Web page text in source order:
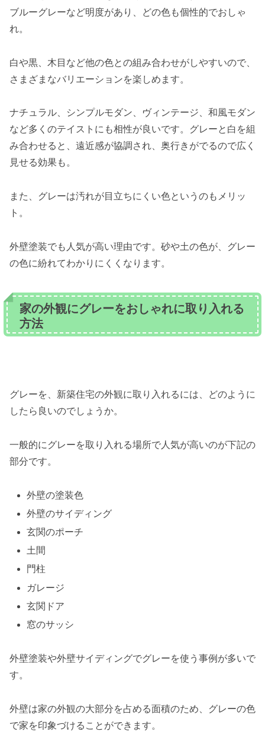
ブルーグレーなど明度があり、どの色も個性的でおしゃ
れ。
白や黒、木目など他の色との組み合わせがしやすいので、
さまざまなバリエーションを楽しめます。
ナチュラル、シンプルモダン、ヴィンテージ、和風モダン
など多くのテイストにも相性が良いです。グレーと白を組
み合わせると、遠近感が協調され、奥行きがでるので広く
見せる効果も。
また、グレーは汚れが目立ちにくい色というのもメリッ
ト。
外壁塗装でも人気が高い理由です。砂や土の色が、グレー
の色に紛れてわかりにくくなります。
家の外観にグレーをおしゃれに取り入れる
方法
グレーを、新築住宅の外観に取り入れるには、どのように
したら良いのでしょうか。
一般的にグレーを取り入れる場所で人気が高いのが下記の
部分です。
外壁の塗装色
外壁のサイディング
玄関のポーチ
土間
門柱
ガレージ
玄関ドア
窓のサッシ
外壁塗装や外壁サイディングでグレーを使う事例が多いで
す。
外壁は家の外観の大部分を占める面積のため、グレーの色
で家を印象づけることができます。